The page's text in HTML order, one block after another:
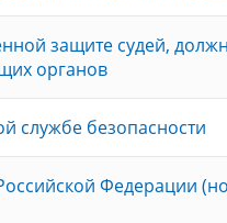
защите судей,
органов
службе безопасности
Федерации